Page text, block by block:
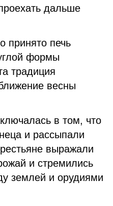
дальше
принято печь
формы
традиция
весны
в том, что
и рассыпали
выражали
и стремились
землей и орудиями